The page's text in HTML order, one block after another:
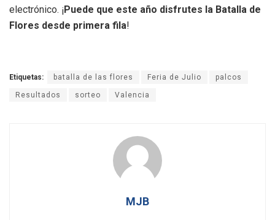
electrónico. ¡Puede que este año disfrutes la Batalla de
Flores desde primera fila!
Etiquetas: batalla de las flores Feria de Julio palcos
Resultados sorteo Valencia
MJB